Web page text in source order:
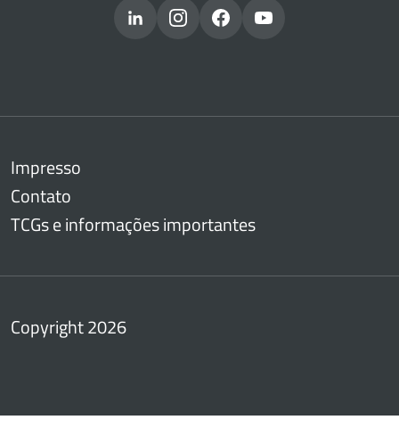
Impresso
Contato
TCGs e informações importantes
Copyright 2026